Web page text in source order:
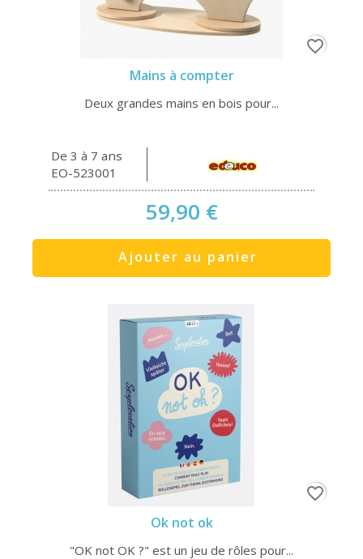
Mains à compter
Deux grandes mains en bois pour...
De 3 à 7 ans
EO-523001
59,90 €
Ajouter au panier
favorite_border
Ok not ok
"OK not OK ?" est un jeu de rôles pour...
favorite_border